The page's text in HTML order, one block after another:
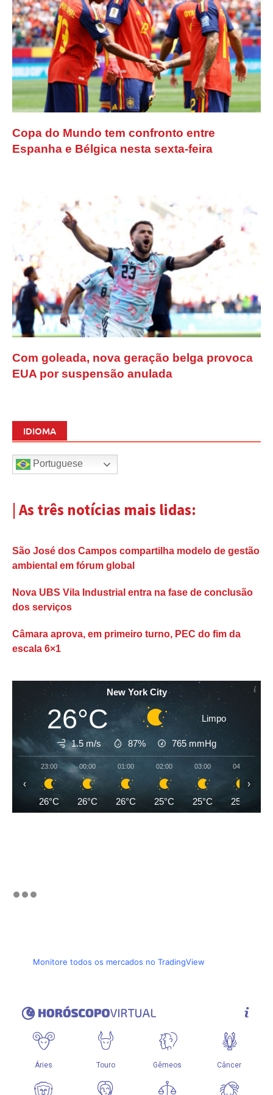
Copa do Mundo tem confronto entre
Espanha e Bélgica nesta sexta-feira
Com goleada, nova geração belga provoca
EUA por suspensão anulada
IDIOMA
Portuguese
| As três notícias mais lidas:
São José dos Campos compartilha modelo de gestão
ambiental em fórum global
Nova UBS Vila Industrial entra na fase de conclusão
dos serviços
Câmara aprova, em primeiro turno, PEC do fim da
escala 6×1
New York City
26°C Limpo
1.5 m/s 87% 765 mmHg
23:00
26°C
00:00
26°C
01:00
26°C
02:00
25°C
03:00
25°C
04:00
25°C
‹ ›
Monitore todos os mercados no TradingView